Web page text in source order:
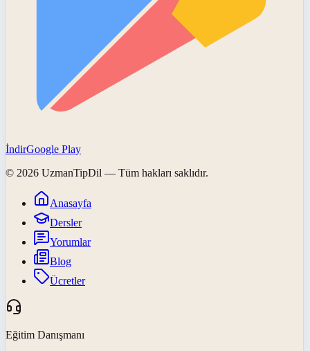
İndirGoogle Play
© 2026 UzmanTipDil — Tüm hakları saklıdır.
Anasayfa
Dersler
Yorumlar
Blog
Ücretler
Eğitim Danışmanı